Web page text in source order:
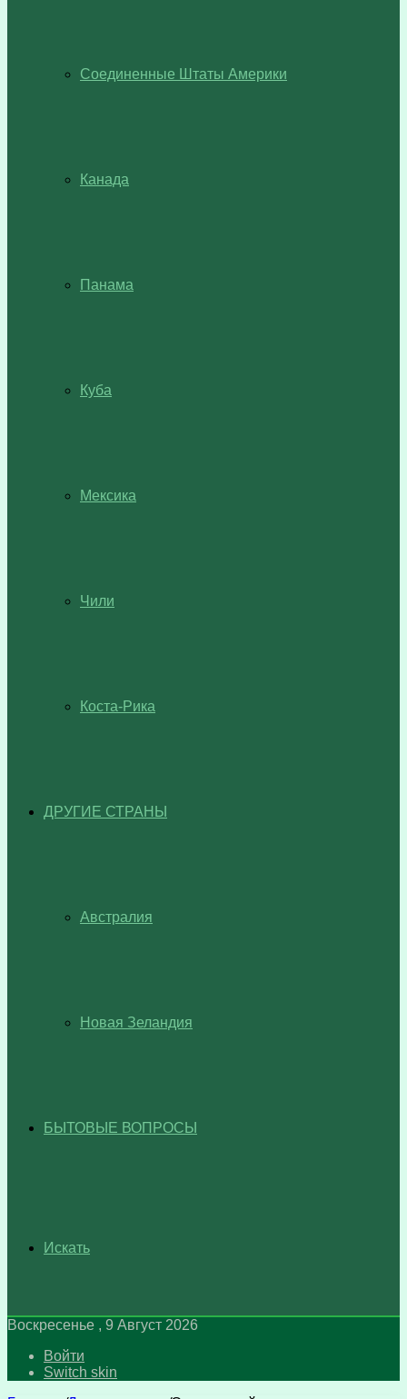
Соединенные Штаты Америки
Канада
Панама
Куба
Мексика
Чили
Коста-Рика
ДРУГИЕ СТРАНЫ
Австралия
Новая Зеландия
БЫТОВЫЕ ВОПРОСЫ
Искать
Воскресенье , 9 Август 2026
Войти
Switch skin